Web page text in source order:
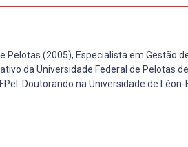
(2005), Especialista em Gestão
da Universidade Federal de Pelotas
Doutorando na Universidade de